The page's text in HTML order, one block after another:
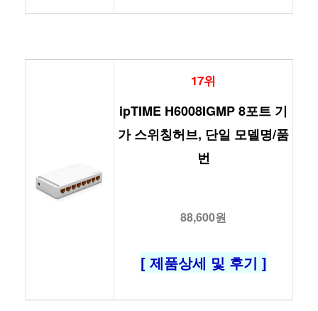
17위
ipTIME H6008IGMP 8포트 기
가 스위칭허브, 단일 모델명/품
번
88,600원
[ 제품상세 및 후기 ]